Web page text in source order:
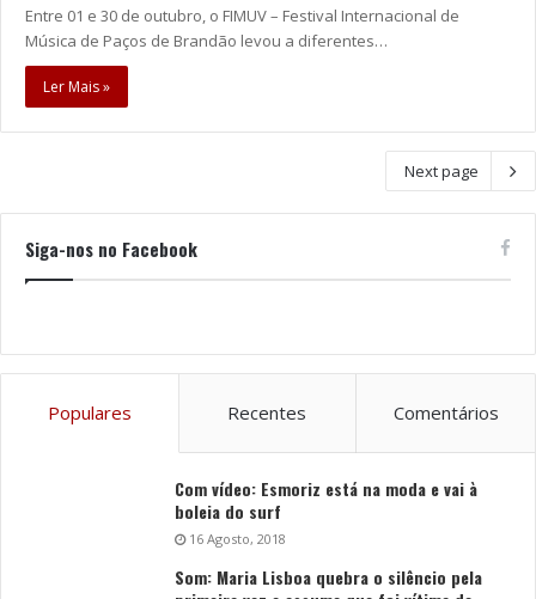
Entre 01 e 30 de outubro, o FIMUV – Festival Internacional de
Música de Paços de Brandão levou a diferentes…
Ler Mais »
Next page
Siga-nos no Facebook
Populares Recentes Comentários
Com vídeo: Esmoriz está na moda e vai à
boleia do surf
16 Agosto, 2018
Som: Maria Lisboa quebra o silêncio pela